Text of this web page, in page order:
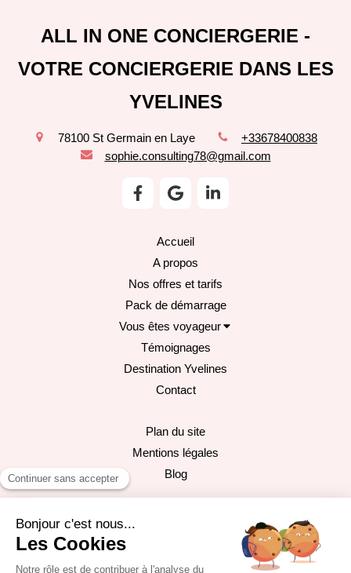
ALL IN ONE CONCIERGERIE -
VOTRE CONCIERGERIE DANS LES
YVELINES
78100 St Germain en Laye
+33678400838
sophie.consulting78@gmail.com
Accueil
A propos
Nos offres et tarifs
Pack de démarrage
Vous êtes voyageur
Témoignages
Destination Yvelines
Contact
Plan du site
Mentions légales
Blog
l'École, Chavenay, Plaisir, Saint-Nom-la-Bretèche, Les
Clayes-sous-Bois, Villepreux
©2024 All In One Conciergerie - Conciergerie